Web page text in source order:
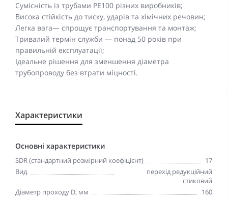
Сумісність із трубами PE100 різних виробників;
Висока стійкість до тиску, ударів та хімічних речовин;
Легка вага— спрощує транспортування та монтаж;
Тривалий термін служби — понад 50 років при
правильній експлуатації;
Ідеальне рішення для зменшення діаметра
трубопроводу без втрати міцності.
Характеристики
Основні характеристики
SDR (стандартний розмірний коефіцієнт)
17
Вид
перехід редукційний
стиковий
Діаметр проходу D, мм
160